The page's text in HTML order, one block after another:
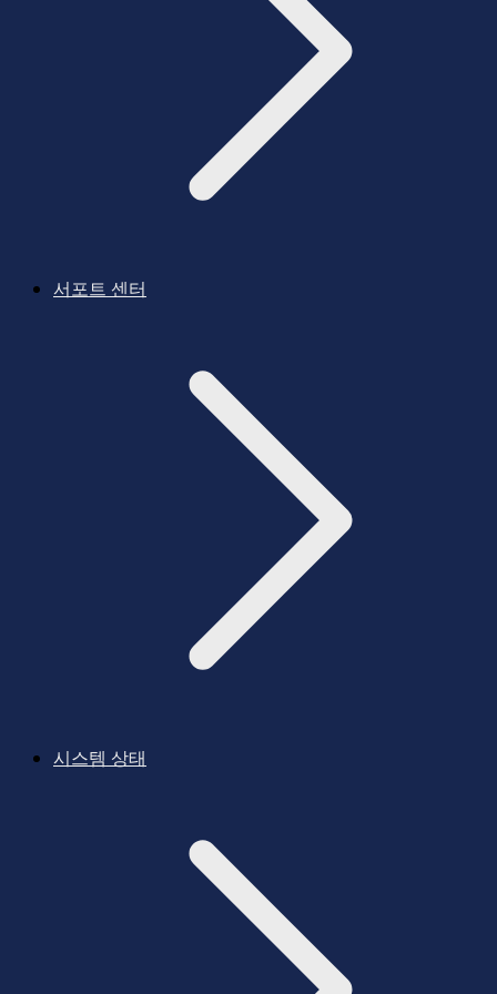
서포트 센터
시스템 상태